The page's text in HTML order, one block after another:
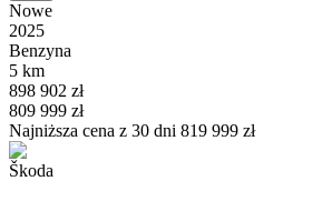
Nowe
2025
Benzyna
5 km
898 902 zł
809 999 zł
Najniższa cena z 30 dni 819 999 zł
Škoda